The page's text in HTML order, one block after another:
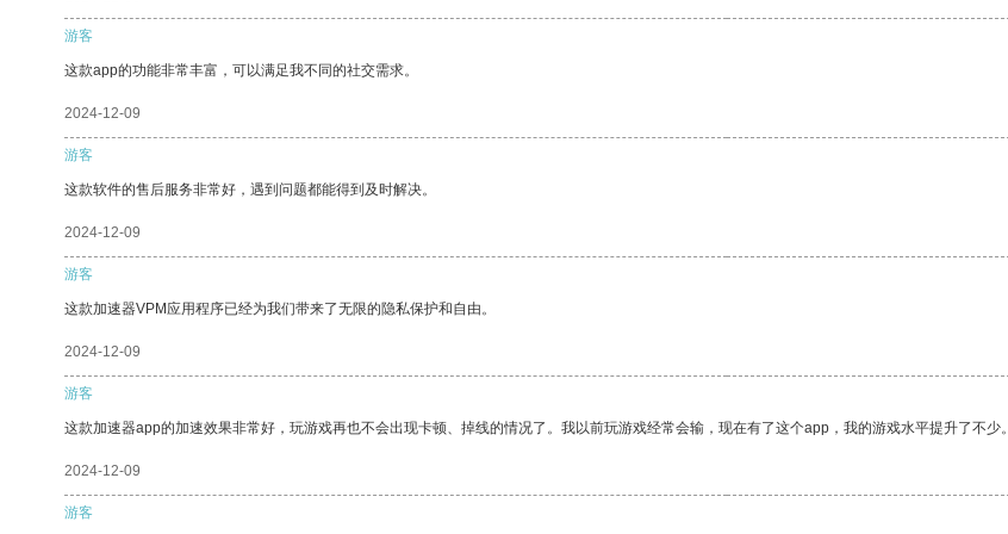
游客
这款app的功能非常丰富，可以满足我不同的社交需求。
2024-12-09
游客
这款软件的售后服务非常好，遇到问题都能得到及时解决。
2024-12-09
游客
这款加速器VPM应用程序已经为我们带来了无限的隐私保护和自由。
2024-12-09
游客
这款加速器app的加速效果非常好，玩游戏再也不会出现卡顿、掉线的情况了。我以前玩游戏经常会输，现在有了这个app，我的游戏水平提升了不少。
2024-12-09
游客